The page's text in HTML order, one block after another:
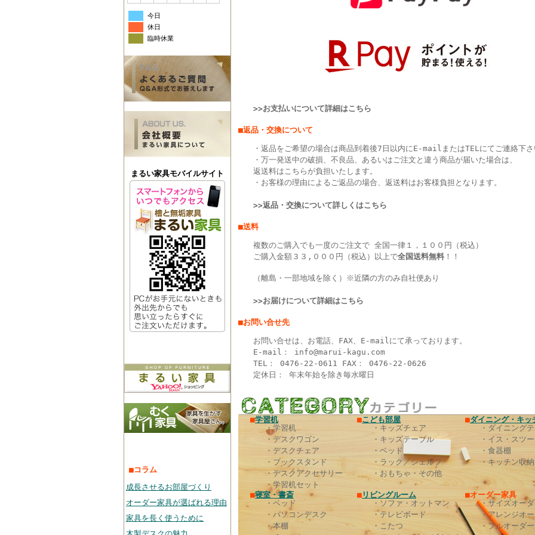
今日
休日
臨時休業
まるい家具モバイルサイト
■コラム
成長させるお部屋づくり
オーダー家具が選ばれる理由
家具を長く使うために
>>お支払いについて詳細はこちら
■返品・交換について
・返品をご希望の場合は商品到着後7日以内にE-mailまたはTELにてご連絡下
・万一発送中の破損、不良品、あるいはご注文と違う商品が届いた場合は、
返送料はこちらが負担いたします。
・お客様の理由によるご返品の場合、返送料はお客様負担となります。
>>返品・交換について詳しくはこちら
■送料
複数のご購入でも一度のご注文で 全国一律１，１００円（税込）
ご購入金額３３,０００円（税込）以上で全国送料無料 ！！
（離島・一部地域を除く）※近隣の方のみ自社便あり
>>お届けについて詳細はこちら
■お問い合せ先
お問い合せは、お電話、FAX、E-mailにて承っております。
E-mail： info@marui-kagu.com
TEL： 0476-22-0611 FAX： 0476-22-0626
定休日： 年末年始を除き毎水曜日
■学習机
・学習机
・デスクワゴン
・デスクチェア
・ブックスタンド
・デスクアクセサリー
・学習机セット
■こども部屋
・キッズチェア
・キッズテーブル
・ベッド
・ラック／シェルフ
・おもちゃ・その他
■ダイニング・キッ
・ダイニング
・イス・スツ
・食器棚
・キッチン収納
■寝室・書斎
・ベッド
・パソコンデスク
・本棚
■ リビングルーム
・ソファ・オットマン
・テレビボード
・こたつ
■オーダー家具
・サイズオー
・アレンジオ
・フルオーダー